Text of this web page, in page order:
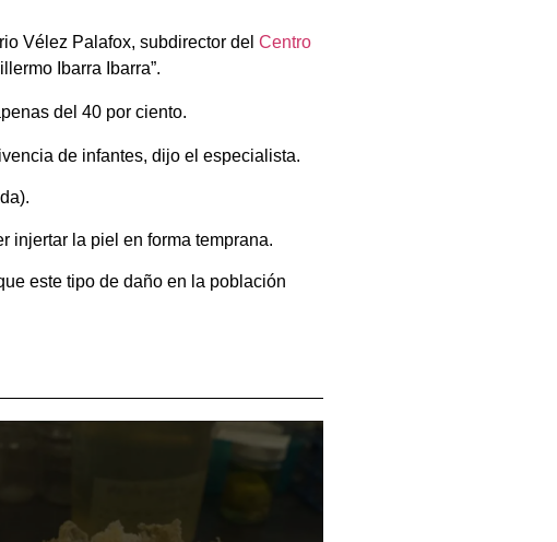
Vélez Palafox, subdirector del Centro
Ibarra Ibarra”.
del 40 por ciento.
de infantes, dijo el especialista.
injertar la piel en forma temprana.
este tipo de daño en la población